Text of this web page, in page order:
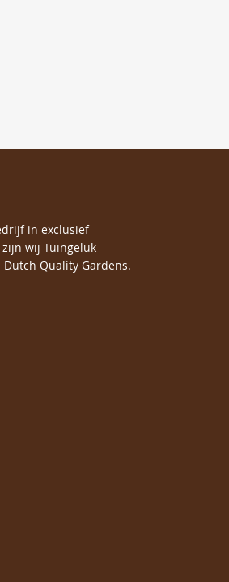
in exclusief
wij Tuingeluk
Quality Gardens.